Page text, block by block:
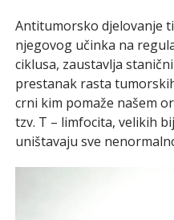
Antitumorsko djelovanje
njegovog učinka na
ciklusa, zaustavlja
prestanak rasta
crni kim pomaže našem
tzv. T – limfocita, velikih
uništavaju sve